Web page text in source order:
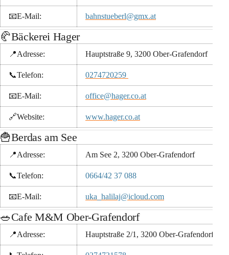
📧E-Mail: bahnstueberl@gmx.at
🥐Bäckerei Hager
📍Adresse: Hauptstraße 9, 3200 Ober-Grafendorf
📞Telefon: 0274720259
📧E-Mail: office@hager.co.at
🔗Website: www.hager.co.at
🍟Berdas am See
📍Adresse: Am See 2, 3200 Ober-Grafendorf
📞Telefon: 0664/42 37 088
📧E-Mail: uka_halilaj@icloud.com
🥗Cafe M&M Ober-Grafendorf
📍Adresse: Hauptstraße 2/1, 3200 Ober-Grafendorf